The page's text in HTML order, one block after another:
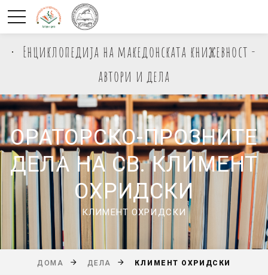
Енциклопедија на македонската книжевност -
автори и дела
ОРАТОРСКО-ПРОЗНИТЕ
ДЕЛА НА СВ. КЛИМЕНТ
ОХРИДСКИ
КЛИМЕНТ ОХРИДСКИ
ДОМА ДЕЛА КЛИМЕНТ ОХРИДСКИ